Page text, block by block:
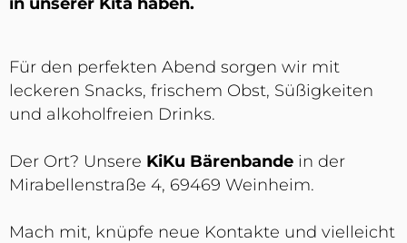
Für den perfekten Abend sorgen wir mit
leckeren Snacks, frischem Obst, Süßigkeiten
und alkoholfreien Drinks.
Der Ort? Unsere KiKu Bärenbande in der
Mirabellenstraße 4, 69469 Weinheim.
Mach mit, knüpfe neue Kontakte und vielleicht